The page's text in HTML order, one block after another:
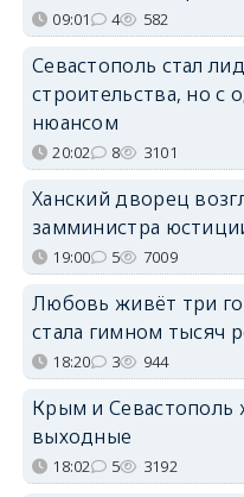
09:01 4 582
Севастополь стал
строительства, но
нюансом
20:02 8 3101
Ханский дворец
замминистра
19:00 5 7009
Любовь живёт три
стала гимном тысяч
18:20 3 944
Крым и Севастополь
выходные
18:02 5 3192